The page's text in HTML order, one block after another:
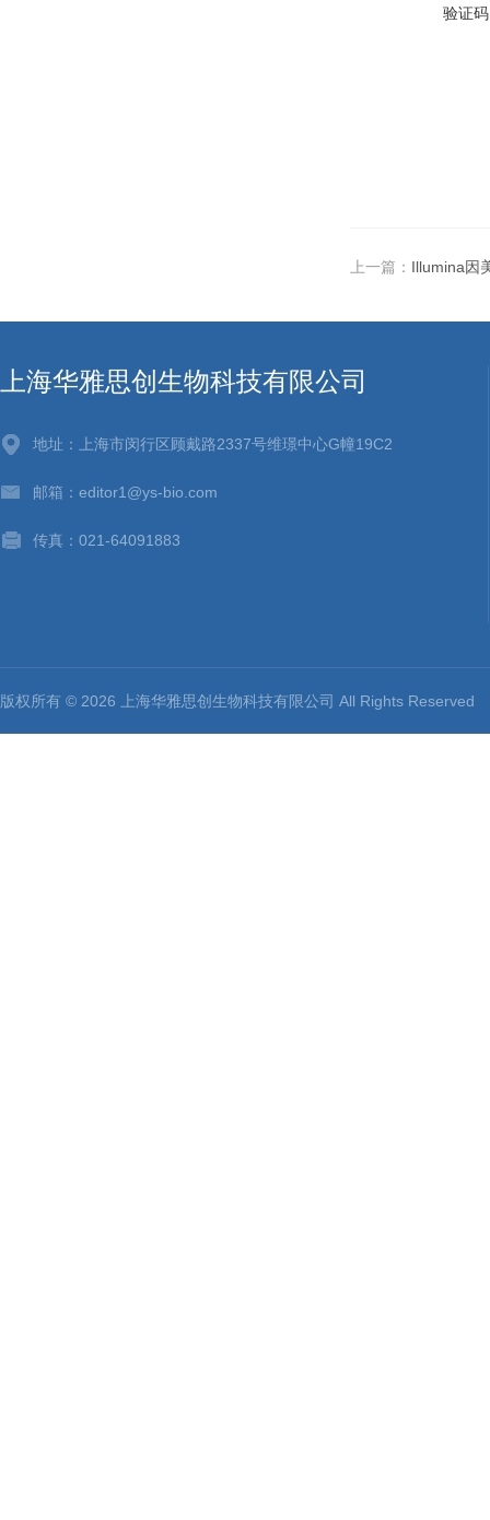
验证
上一篇： Illumina因
上海华雅思创生物科技有限公司
地址：上海市闵行区顾戴路2337号维璟中心G幢19C2
邮箱：editor1@ys-bio.com
传真：021-64091883
版权所有 © 2026 上海华雅思创生物科技有限公司 All Rights